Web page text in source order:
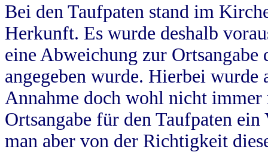
Bei den Taufpaten stand im
Herkunft. Es wurde deshalb
eine Abweichung zur
angegeben wurde. Hierbei wurde
Annahme doch wohl nicht
Ortsangabe für den Taufpaten
man aber von der Richtigkeit